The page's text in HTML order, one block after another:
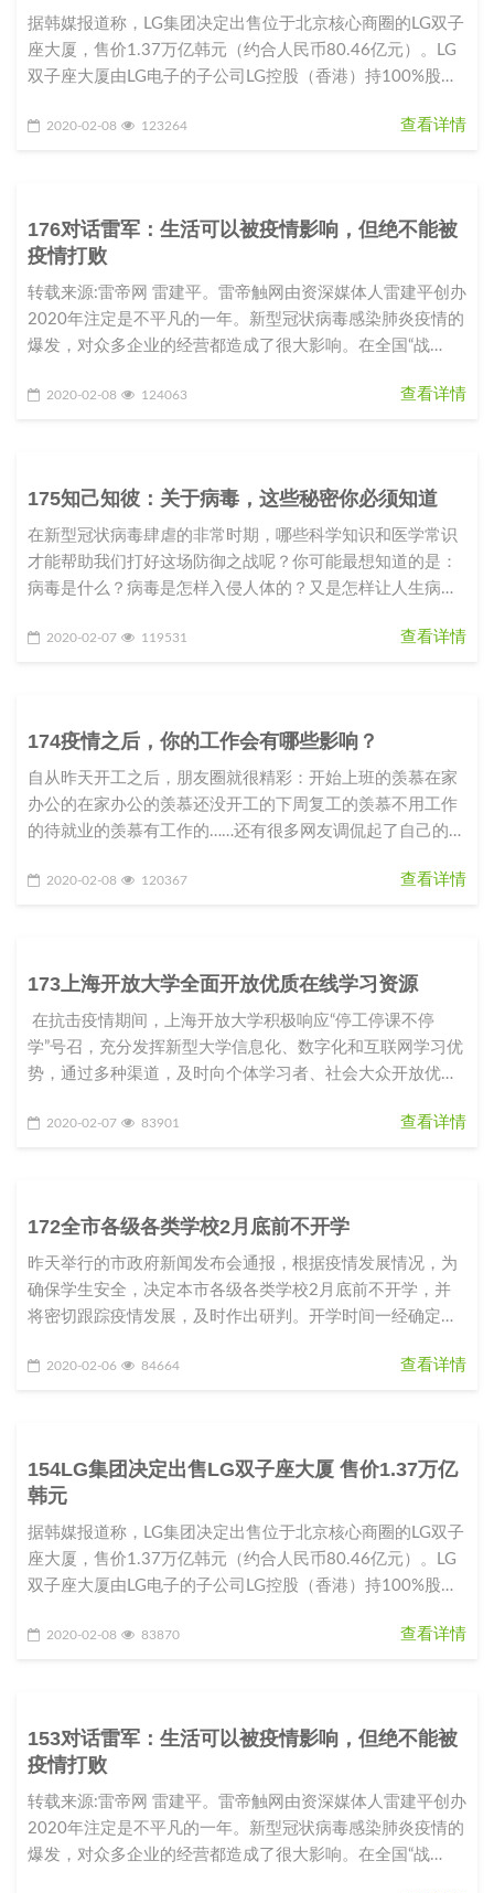
据韩媒报道称，LG集团决定出售位于北京核心商圈的LG双子
座大厦，售价1.37万亿韩元（约合人民币80.46亿元）。LG
双子座大厦由LG电子的子公司LG控股（香港）持100%股
2020-02-08 123264 查看详情
176对话雷军：生活可以被疫情影响，但绝不能被
疫情打败
转载来源:雷帝网 雷建平。雷帝触网由资深媒体人雷建平创办
2020年注定是不平凡的一年。新型冠状病毒感染肺炎疫情的
爆发，对众多企业的经营都造成了很大影响。在全国“战
2020-02-08 124063 查看详情
175知己知彼：关于病毒，这些秘密你必须知道
在新型冠状病毒肆虐的非常时期，哪些科学知识和医学常识
才能帮助我们打好这场防御之战呢？你可能最想知道的是：
病毒是什么？病毒是怎样入侵人体的？又是怎样让人生病
2020-02-07 119531 查看详情
174疫情之后，你的工作会有哪些影响？
自从昨天开工之后，朋友圈就很精彩：开始上班的羡慕在家
办公的在家办公的羡慕还没开工的下周复工的羡慕不用工作
的待就业的羡慕有工作的……还有很多网友调侃起了自己的职
2020-02-08 120367 查看详情
173上海开放大学全面开放优质在线学习资源
在抗击疫情期间，上海开放大学积极响应“停工停课不停
学”号召，充分发挥新型大学信息化、数字化和互联网学习优
势，通过多种渠道，及时向个体学习者、社会大众开放优质
2020-02-07 83901 查看详情
172全市各级各类学校2月底前不开学
昨天举行的市政府新闻发布会通报，根据疫情发展情况，为
确保学生安全，决定本市各级各类学校2月底前不开学，并
将密切跟踪疫情发展，及时作出研判。开学时间一经确定，
2020-02-06 84664 查看详情
154LG集团决定出售LG双子座大厦 售价1.37万亿
韩元
据韩媒报道称，LG集团决定出售位于北京核心商圈的LG双子
座大厦，售价1.37万亿韩元（约合人民币80.46亿元）。LG
双子座大厦由LG电子的子公司LG控股（香港）持100%股
2020-02-08 83870 查看详情
153对话雷军：生活可以被疫情影响，但绝不能被
疫情打败
转载来源:雷帝网 雷建平。雷帝触网由资深媒体人雷建平创办
2020年注定是不平凡的一年。新型冠状病毒感染肺炎疫情的
爆发，对众多企业的经营都造成了很大影响。在全国“战